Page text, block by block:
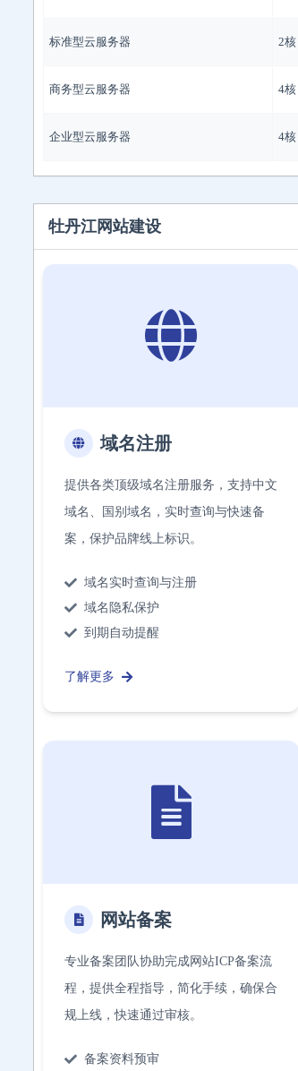
标准型云服务器 2核
商务型云服务器 4核
企业型云服务器 4核
牡丹江网站建设
域名注册
提供各类顶级域名注册服务，支持中文
域名、国别域名，实时查询与快速备
案，保护品牌线上标识。
域名实时查询与注册
域名隐私保护
到期自动提醒
了解更多
网站备案
专业备案团队协助完成网站ICP备案流
程，提供全程指导，简化手续，确保合
规上线，快速通过审核。
备案资料预审